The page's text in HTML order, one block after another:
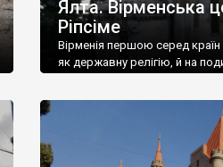
Ялта. Вірменська
Ріпсіме
Вірменія першою серед
як державну релігію, й на